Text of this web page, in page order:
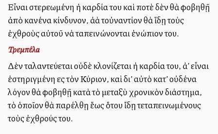
Εἶναι στερεωμένη ἡ καρδία του καὶ ποτὲ δὲν θὰ φοβηθῇ
ἀπὸ κανένα κίνδυνον, ἀλλὰ τοὐναντίον θὰ ἵδῃ τοὺς
ἐχθροὺς αὐτοῦ νὰ ταπεινώνονται ἐνώπιον του.
Τρεμπέλα
Δὲν ταλαντεύεται οὐδὲ κλονίζεται ἡ καρδία του, ἀλλ’ εἶναι
ἐστηριγμένη εἰς τὸν Κύριον, καὶ δι’ αὐτὸ κατ’ οὐδένα
λόγον θὰ φοβηθῇ κατὰ τὸ μεταξὺ χρονικὸν διάστημα,
τὸ ὁποῖον θὰ παρέλθῃ ἕως ὅτου ἴδῃ τεταπεινωμένους
τοὺς ἐχθρούς του.